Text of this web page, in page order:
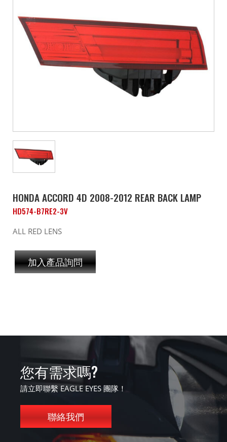
HONDA ACCORD 4D 2008-2012 REAR BACK LAMP
HD574-B7RE2-3V
ALL RED LENS
加入產品詢問
您有需求嗎?
請立即聯繫 EAGLE EYES 團隊！
聯絡我們